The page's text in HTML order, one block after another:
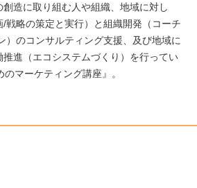
造に取り組む人や組織、地域に対し
戦略の策定と実行）と組織開発（コーチ
）のコンサルティング支援、及び地域に
進（エコシステムづくり）を行ってい
マーケティング講座』。